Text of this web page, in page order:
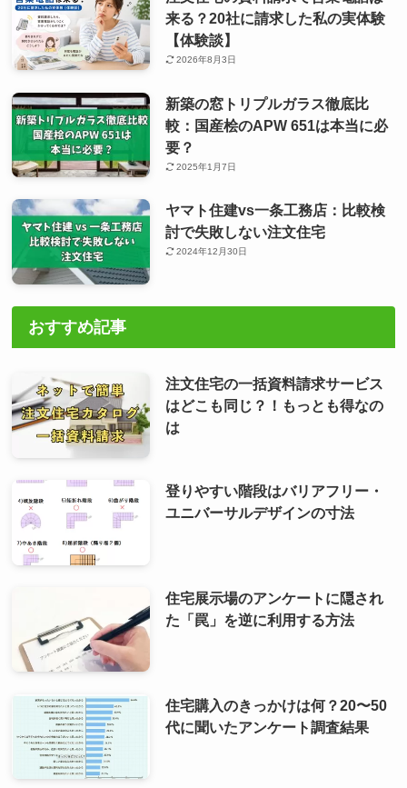
来る？20社に請求した私の実体験
【体験談】
2026年8月3日
新築の窓トリプルガラス徹底比
較：国産桧のAPW 651は本当に必
要？
2025年1月7日
ヤマト住建vs一条工務店：比較検
討で失敗しない注文住宅
2024年12月30日
おすすめ記事
注文住宅の一括資料請求サービス
はどこも同じ？！もっとも得なの
は
登りやすい階段はバリアフリー・
ユニバーサルデザインの寸法
住宅展示場のアンケートに隠され
た「罠」を逆に利用する方法
住宅購入のきっかけは何？20〜50
代に聞いたアンケート調査結果